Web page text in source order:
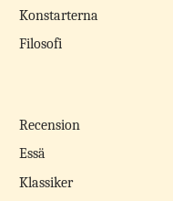
Konstarterna
Filosofi
Recension
Essä
Klassiker